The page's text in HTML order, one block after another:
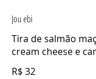
Jou ebi
Tira de salmão
cream cheese e
R$ 32